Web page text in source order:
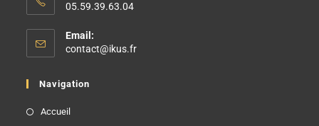
05.59.39.63.04
Email:
contact@ikus.fr
Navigation
Accueil